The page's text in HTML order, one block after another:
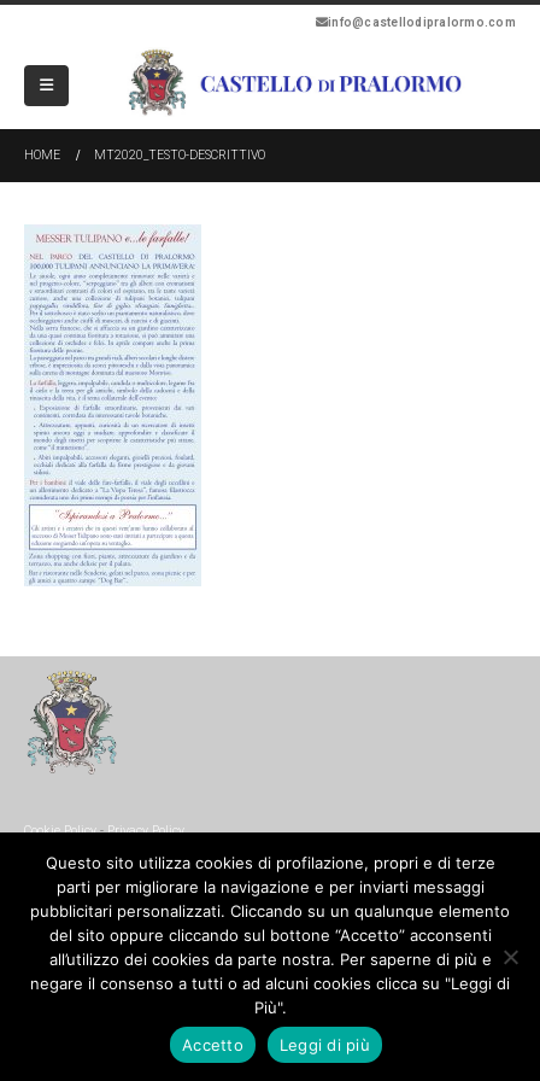
info@castellodipralormo.com
HOME MT2020_TESTO-DESCRITTIVO
Cookie Policy-Privacy Policy
© Copyright 2017. All Rights Reserved.
Questo sito utilizza cookies di profilazione, propri e di terze
parti per migliorare la navigazione e per inviarti messaggi
pubblicitari personalizzati. Cliccando su un qualunque elemento
del sito oppure cliccando sul bottone “Accetto” acconsenti
all’utilizzo dei cookies da parte nostra. Per saperne di più e
negare il consenso a tutti o ad alcuni cookies clicca su "Leggi di
Più".
Accetto
Leggi di più